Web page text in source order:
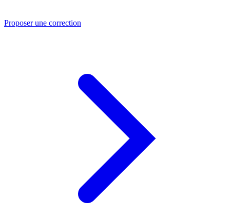
Proposer une correction